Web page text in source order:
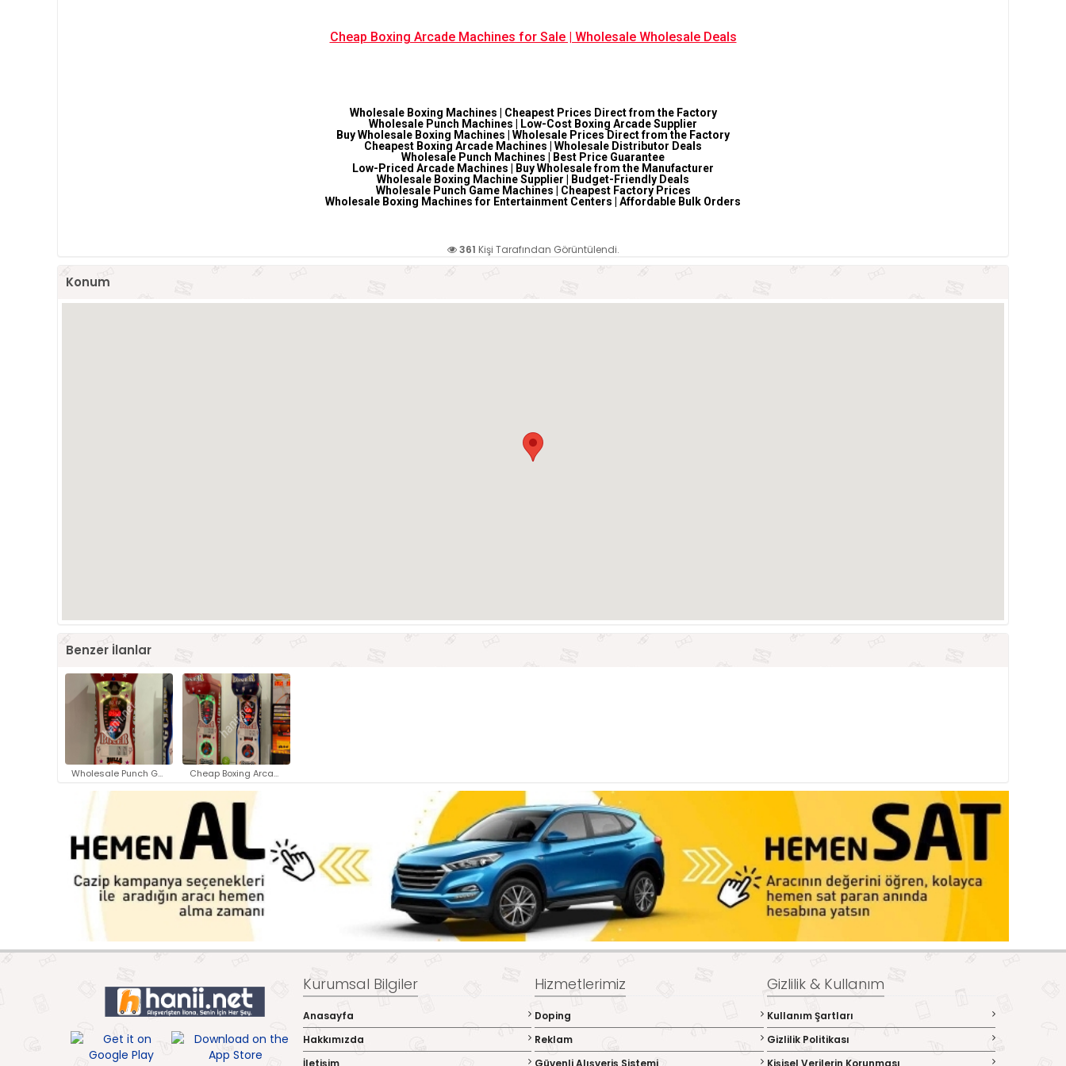
Cheap Boxing Arcade Machines for Sale | Wholesale Wholesale Deals
Wholesale Boxing Machines | Cheapest Prices Direct from the Factory
Wholesale Punch Machines | Low-Cost Boxing Arcade Supplier
Buy Wholesale Boxing Machines | Wholesale Prices Direct from the Factory
Cheapest Boxing Arcade Machines | Wholesale Distributor Deals
Wholesale Punch Machines | Best Price Guarantee
Low-Priced Arcade Machines | Buy Wholesale from the Manufacturer
Wholesale Boxing Machine Supplier | Budget-Friendly Deals
Wholesale Punch Game Machines | Cheapest Factory Prices
Wholesale Boxing Machines for Entertainment Centers | Affordable Bulk Orders
361 Kişi Tarafından Görüntülendi.
Konum
Benzer İlanlar
Wholesale Punch Game Machines .. Cheap Boxing Arcade Machines f..
Kurumsal Bilgiler
Anasayfa
Hakkımızda
İletişim
Hizmetlerimiz
Doping
Reklam
Güvenli Alışveriş Sistemi
Gizlilik & Kullanım
Kullanım Şartları
Gizlilik Politikası
Kişisel Verilerin Korunması